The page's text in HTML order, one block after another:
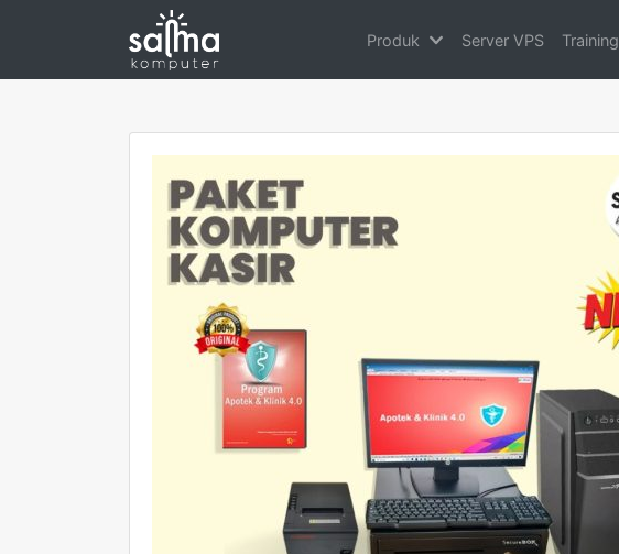
Produk Server VPS Training